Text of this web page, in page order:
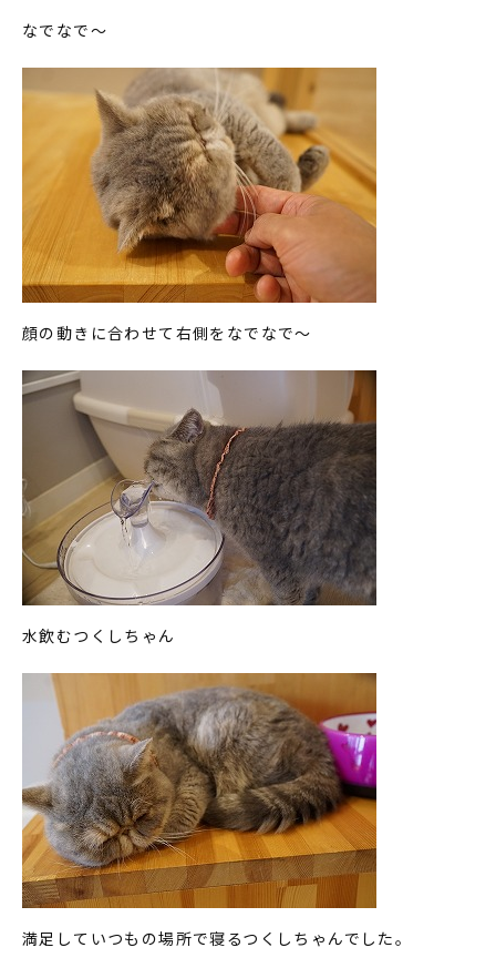
なでなで～
顔の動きに合わせて右側をなでなで～
水飲むつくしちゃん
満足していつもの場所で寝るつくしちゃんでした。